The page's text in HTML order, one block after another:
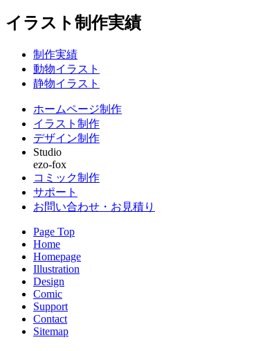
イラスト制作実績
制作実績
動物イラスト
静物イラスト
ホームページ制作
イラスト制作
デザイン制作
Studio
ezo-fox
コミック制作
サポート
お問い合わせ・お見積り
Page Top
Home
Homepage
Illustration
Design
Comic
Support
Contact
Sitemap